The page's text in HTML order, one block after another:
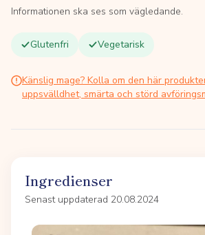
Informationen ska ses som vägledande.
Glutenfri Vegetarisk
Känslig mage? Kolla om den här
uppsvälldhet, smärta och störd
Ingredienser
Senast uppdaterad 20.08.2024